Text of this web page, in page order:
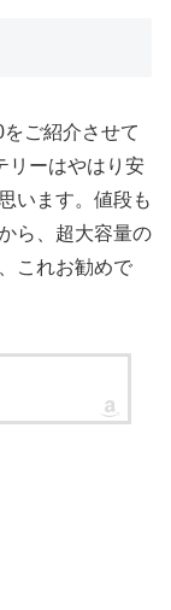
ご紹介させて
リーはやはり安
います。値段も
ら、超大容量の
これお勧めで